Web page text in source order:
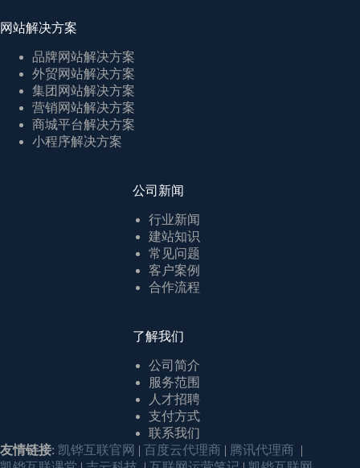
网站解决方案
品牌网站解决方案
外贸网站解决方案
集团网站解决方案
营销网站解决方案
商城平台解决方案
小程序解决方案
公司新闻
行业新闻
建站知识
常见问题
客户案例
合作流程
了解我们
公司简介
服务范围
人才招聘
支付方式
联系我们
友情链接: 凯铧互联官网 | 百度云代理商 | 腾讯代理商 |